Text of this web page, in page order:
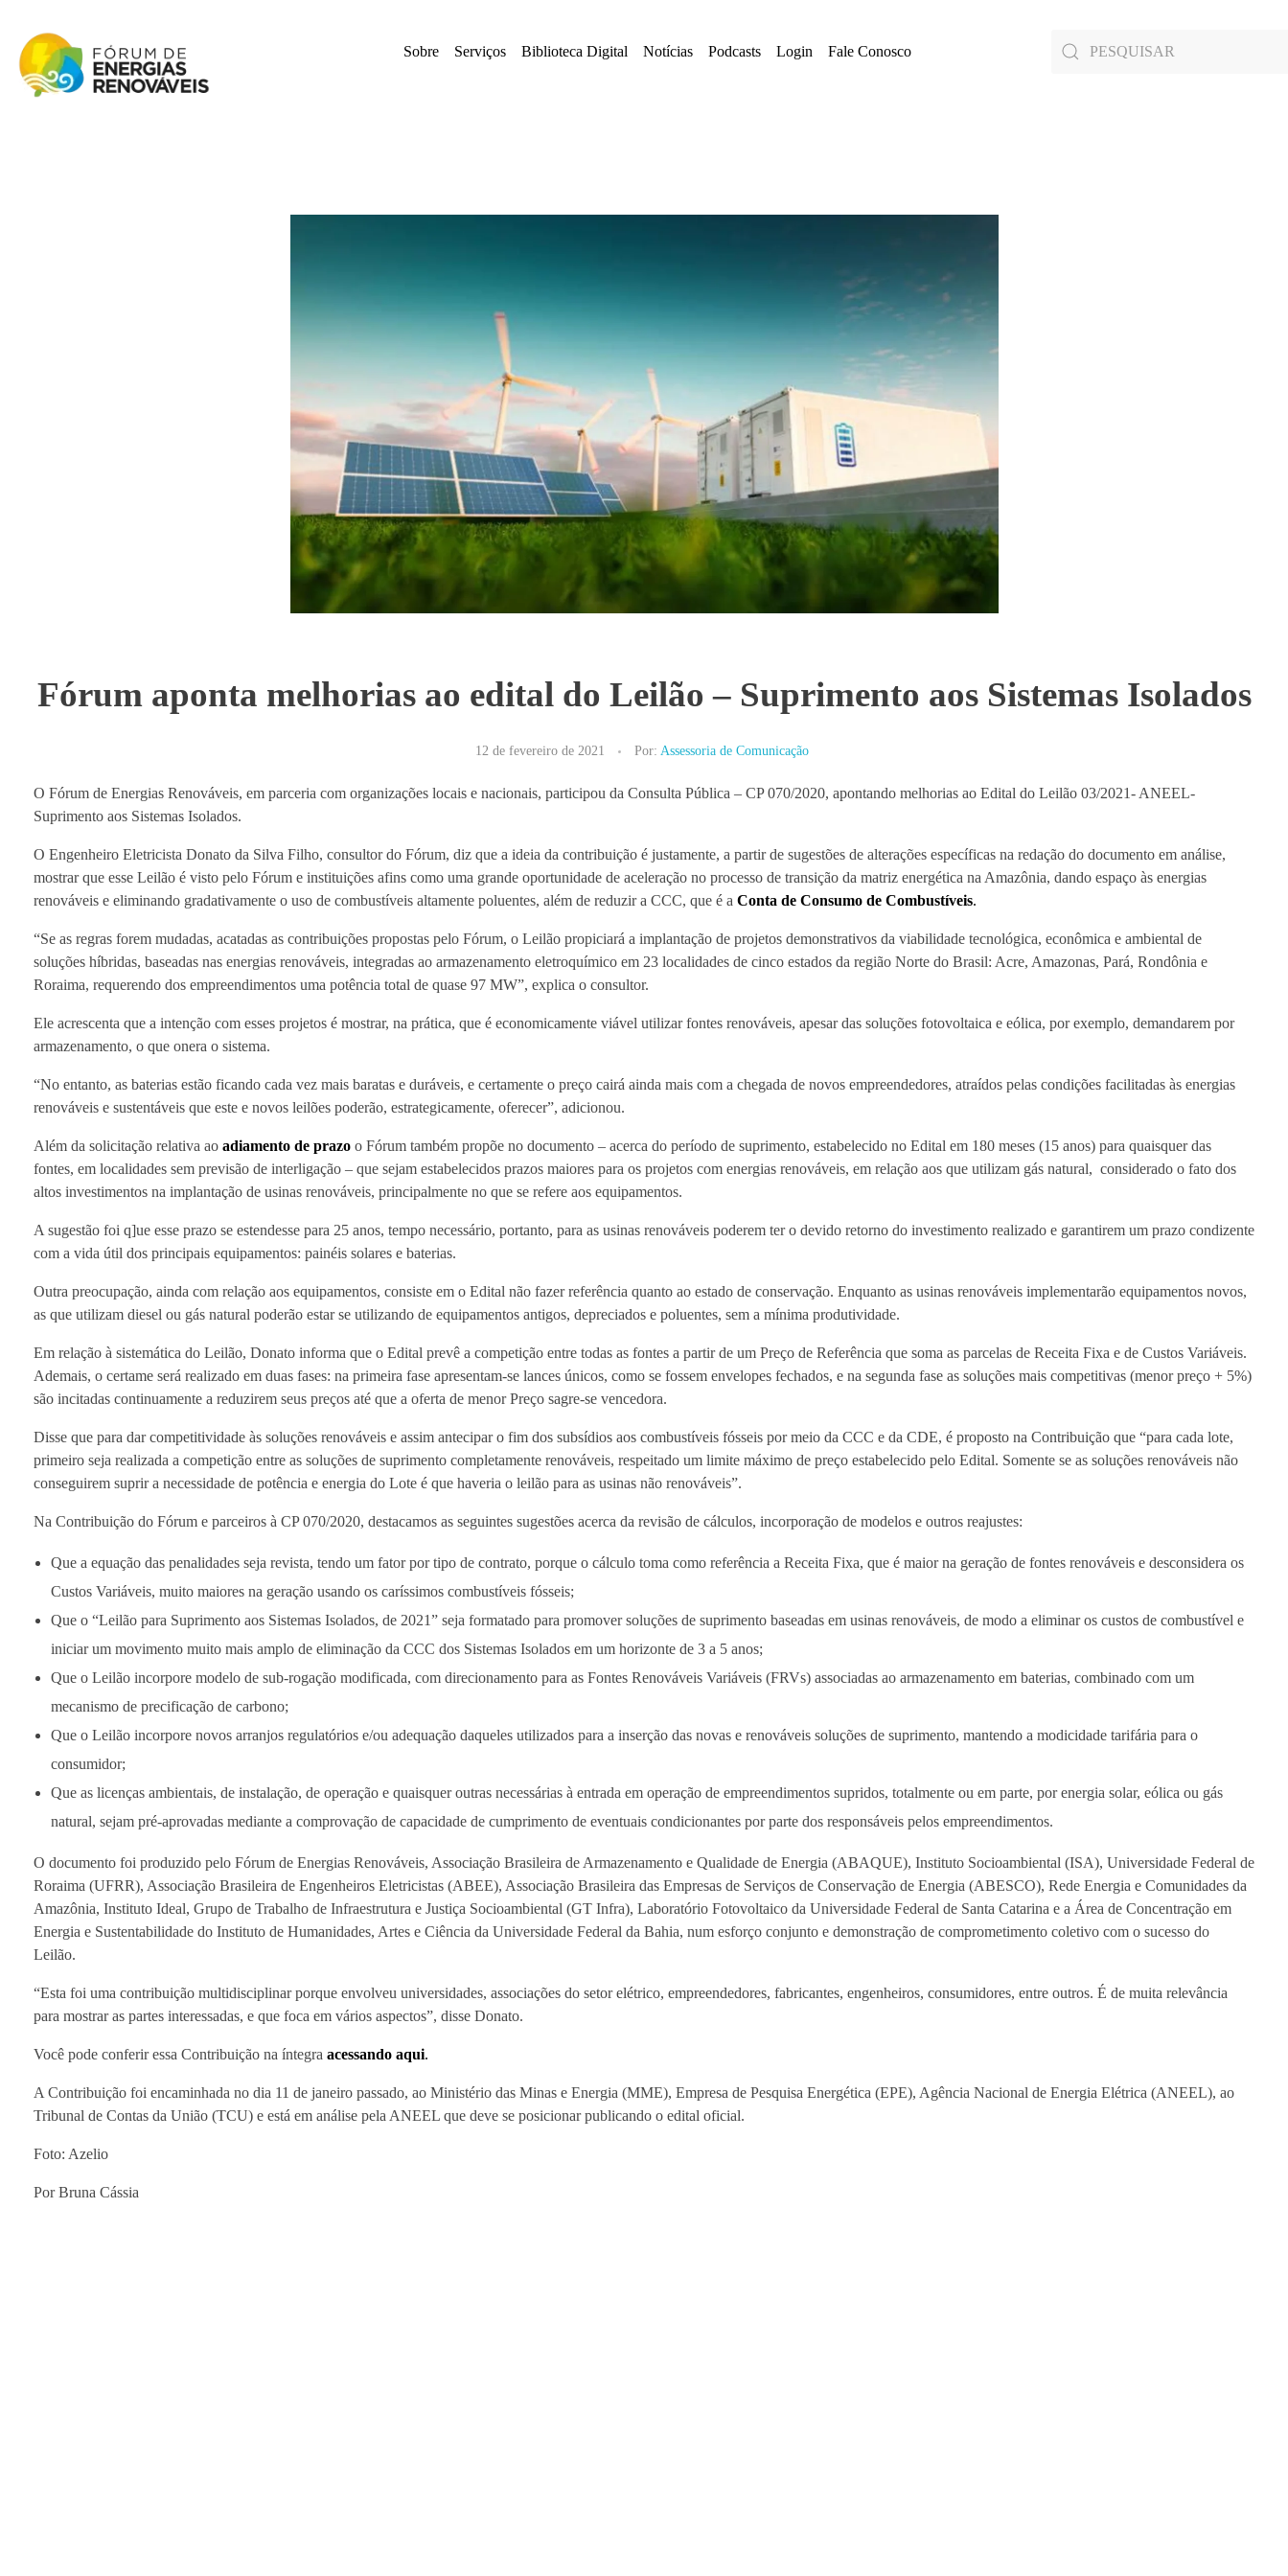
Sobre Serviços Biblioteca Digital Notícias Podcasts Login Fale Conosco
Fórum aponta melhorias ao edital do Leilão – Suprimento aos Sistemas Isolados
12 de fevereiro de 2021 Por: Assessoria de Comunicação
O Fórum de Energias Renováveis, em parceria com organizações locais e nacionais, participou da Consulta Pública – CP 070/2020, apontando melhorias ao Edital do Leilão 03/2021- ANEEL-
Suprimento aos Sistemas Isolados.
O Engenheiro Eletricista Donato da Silva Filho, consultor do Fórum, diz que a ideia da contribuição é justamente, a partir de sugestões de alterações específicas na redação do documento em análise,
mostrar que esse Leilão é visto pelo Fórum e instituições afins como uma grande oportunidade de aceleração no processo de transição da matriz energética na Amazônia, dando espaço às energias
renováveis e eliminando gradativamente o uso de combustíveis altamente poluentes, além de reduzir a CCC, que é a Conta de Consumo de Combustíveis.
“Se as regras forem mudadas, acatadas as contribuições propostas pelo Fórum, o Leilão propiciará a implantação de projetos demonstrativos da viabilidade tecnológica, econômica e ambiental de
soluções híbridas, baseadas nas energias renováveis, integradas ao armazenamento eletroquímico em 23 localidades de cinco estados da região Norte do Brasil: Acre, Amazonas, Pará, Rondônia e
Roraima, requerendo dos empreendimentos uma potência total de quase 97 MW”, explica o consultor.
Ele acrescenta que a intenção com esses projetos é mostrar, na prática, que é economicamente viável utilizar fontes renováveis, apesar das soluções fotovoltaica e eólica, por exemplo, demandarem por
armazenamento, o que onera o sistema.
“No entanto, as baterias estão ficando cada vez mais baratas e duráveis, e certamente o preço cairá ainda mais com a chegada de novos empreendedores, atraídos pelas condições facilitadas às energias
renováveis e sustentáveis que este e novos leilões poderão, estrategicamente, oferecer”, adicionou.
Além da solicitação relativa ao adiamento de prazo o Fórum também propõe no documento – acerca do período de suprimento, estabelecido no Edital em 180 meses (15 anos) para quaisquer das
fontes, em localidades sem previsão de interligação – que sejam estabelecidos prazos maiores para os projetos com energias renováveis, em relação aos que utilizam gás natural, considerado o fato dos
altos investimentos na implantação de usinas renováveis, principalmente no que se refere aos equipamentos.
A sugestão foi q]ue esse prazo se estendesse para 25 anos, tempo necessário, portanto, para as usinas renováveis poderem ter o devido retorno do investimento realizado e garantirem um prazo condizente
com a vida útil dos principais equipamentos: painéis solares e baterias.
Outra preocupação, ainda com relação aos equipamentos, consiste em o Edital não fazer referência quanto ao estado de conservação. Enquanto as usinas renováveis implementarão equipamentos novos,
as que utilizam diesel ou gás natural poderão estar se utilizando de equipamentos antigos, depreciados e poluentes, sem a mínima produtividade.
Em relação à sistemática do Leilão, Donato informa que o Edital prevê a competição entre todas as fontes a partir de um Preço de Referência que soma as parcelas de Receita Fixa e de Custos Variáveis.
Ademais, o certame será realizado em duas fases: na primeira fase apresentam-se lances únicos, como se fossem envelopes fechados, e na segunda fase as soluções mais competitivas (menor preço + 5%)
são incitadas continuamente a reduzirem seus preços até que a oferta de menor Preço sagre-se vencedora.
Disse que para dar competitividade às soluções renováveis e assim antecipar o fim dos subsídios aos combustíveis fósseis por meio da CCC e da CDE, é proposto na Contribuição que “para cada lote,
primeiro seja realizada a competição entre as soluções de suprimento completamente renováveis, respeitado um limite máximo de preço estabelecido pelo Edital. Somente se as soluções renováveis não
conseguirem suprir a necessidade de potência e energia do Lote é que haveria o leilão para as usinas não renováveis”.
Na Contribuição do Fórum e parceiros à CP 070/2020, destacamos as seguintes sugestões acerca da revisão de cálculos, incorporação de modelos e outros reajustes:
Que a equação das penalidades seja revista, tendo um fator por tipo de contrato, porque o cálculo toma como referência a Receita Fixa, que é maior na geração de fontes renováveis e desconsidera os
Custos Variáveis, muito maiores na geração usando os caríssimos combustíveis fósseis;
Que o “Leilão para Suprimento aos Sistemas Isolados, de 2021” seja formatado para promover soluções de suprimento baseadas em usinas renováveis, de modo a eliminar os custos de combustível e
iniciar um movimento muito mais amplo de eliminação da CCC dos Sistemas Isolados em um horizonte de 3 a 5 anos;
Que o Leilão incorpore modelo de sub-rogação modificada, com direcionamento para as Fontes Renováveis Variáveis (FRVs) associadas ao armazenamento em baterias, combinado com um
mecanismo de precificação de carbono;
Que o Leilão incorpore novos arranjos regulatórios e/ou adequação daqueles utilizados para a inserção das novas e renováveis soluções de suprimento, mantendo a modicidade tarifária para o
consumidor;
Que as licenças ambientais, de instalação, de operação e quaisquer outras necessárias à entrada em operação de empreendimentos supridos, totalmente ou em parte, por energia solar, eólica ou gás
natural, sejam pré-aprovadas mediante a comprovação de capacidade de cumprimento de eventuais condicionantes por parte dos responsáveis pelos empreendimentos.
O documento foi produzido pelo Fórum de Energias Renováveis, Associação Brasileira de Armazenamento e Qualidade de Energia (ABAQUE), Instituto Socioambiental (ISA), Universidade Federal de
Roraima (UFRR), Associação Brasileira de Engenheiros Eletricistas (ABEE), Associação Brasileira das Empresas de Serviços de Conservação de Energia (ABESCO), Rede Energia e Comunidades da
Amazônia, Instituto Ideal, Grupo de Trabalho de Infraestrutura e Justiça Socioambiental (GT Infra), Laboratório Fotovoltaico da Universidade Federal de Santa Catarina e a Área de Concentração em
Energia e Sustentabilidade do Instituto de Humanidades, Artes e Ciência da Universidade Federal da Bahia, num esforço conjunto e demonstração de comprometimento coletivo com o sucesso do
Leilão.
“Esta foi uma contribuição multidisciplinar porque envolveu universidades, associações do setor elétrico, empreendedores, fabricantes, engenheiros, consumidores, entre outros. É de muita relevância
para mostrar as partes interessadas, e que foca em vários aspectos”, disse Donato.
Você pode conferir essa Contribuição na íntegra acessando aqui.
A Contribuição foi encaminhada no dia 11 de janeiro passado, ao Ministério das Minas e Energia (MME), Empresa de Pesquisa Energética (EPE), Agência Nacional de Energia Elétrica (ANEEL), ao
Tribunal de Contas da União (TCU) e está em análise pela ANEEL que deve se posicionar publicando o edital oficial.
Foto: Azelio
Por Bruna Cássia